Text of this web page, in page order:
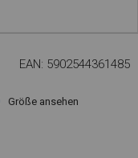
EAN: 5902544361485
Größe ansehen